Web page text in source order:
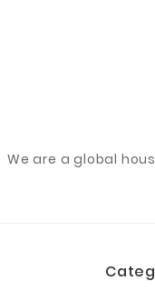
We are a global